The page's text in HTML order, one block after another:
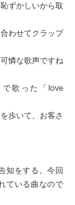
ずかしいから取
わせてクラップ
憐な歌声ですね
歌った「love
歩いて、お客さ
知をする。今回
ている曲なので